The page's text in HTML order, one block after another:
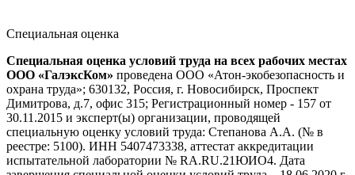
Специальная оценка
Специальная оценка условий труда на всех рабочих местах
ООО «ГалэксКом» проведена ООО «Атон-экобезопасность и
охрана труда»; 630132, Россия, г. Новосибирск, Проспект
Димитрова, д.7, офис 315; Регистрационный номер - 157 от
30.11.2015 и эксперт(ы) организации, проводящей
специальную оценку условий труда: Степанова А.А. (№ в
реестре: 5100). ИНН 5407473338, аттестат аккредитации
испытательной лаборатории № RA.RU.21ЮИО4. Дата